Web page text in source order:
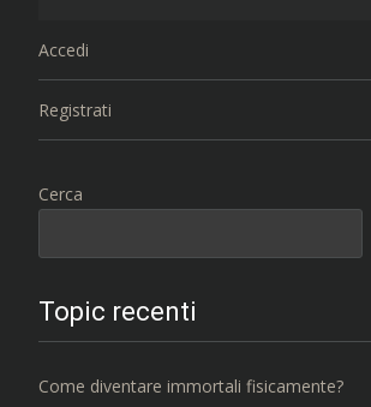
Accedi
Registrati
Cerca
Topic recenti
Come diventare immortali fisicamente?